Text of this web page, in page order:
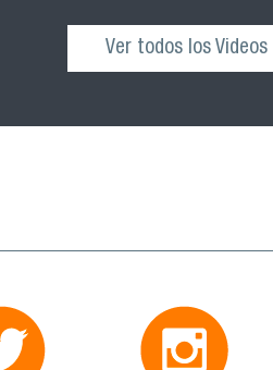
Ver todos los Videos